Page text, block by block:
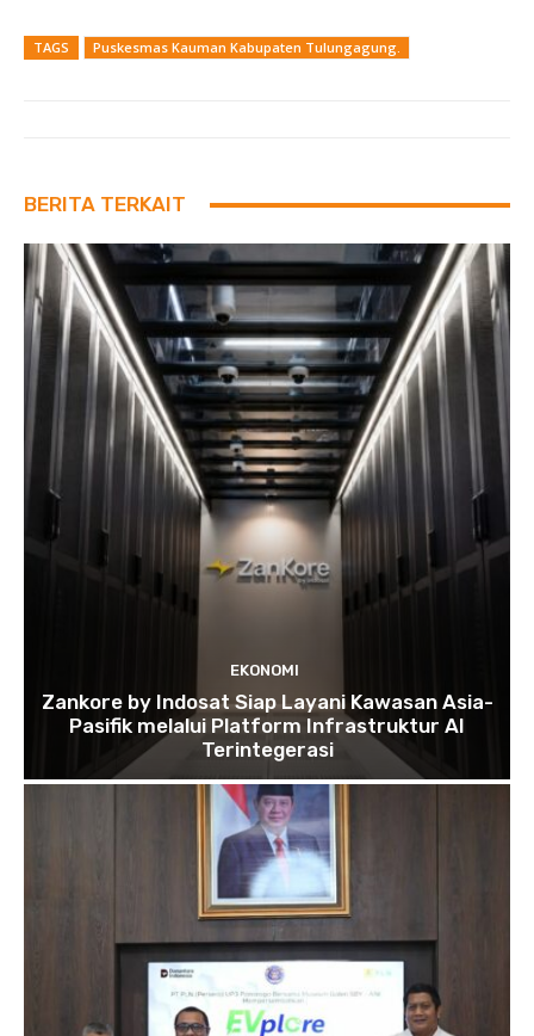
TAGS Puskesmas Kauman Kabupaten Tulungagung.
BERITA TERKAIT
EKONOMI
Zankore by Indosat Siap Layani Kawasan Asia-
Pasifik melalui Platform Infrastruktur AI
Terintegerasi